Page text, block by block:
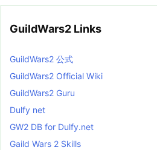
GuildWars2 Links
GuildWars2 公式
GuildWars2 Official Wiki
GuildWars2 Guru
Dulfy net
GW2 DB for Dulfy.net
Gaild Wars 2 Skills